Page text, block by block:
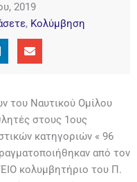
2019
, Κολύμβηση
του Ναυτικού Ομίλου
στους 1ους
κατηγοριών « 96
από τον
κολυμβητήριο του Π.